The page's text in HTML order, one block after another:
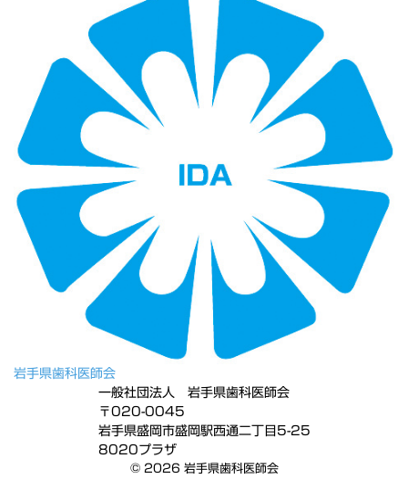
岩手県歯科医師会
一般社団法人 岩手県歯科医師会
〒020-0045
岩手県盛岡市盛岡駅西通二丁目5-25
8020プラザ
© 2026 岩手県歯科医師会